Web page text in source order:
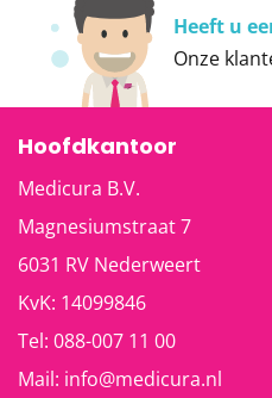
Heeft u
Onze
Hoofdkantoor
Medicura B.V.
Magnesiumstraat 7
6031 RV Nederweert
KvK: 14099846
Tel: 088-007 11 00
Mail: info@medicura.nl